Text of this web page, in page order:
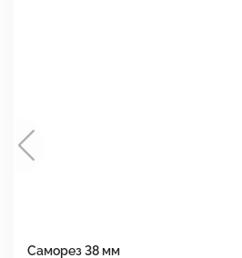
Саморез 38 мм